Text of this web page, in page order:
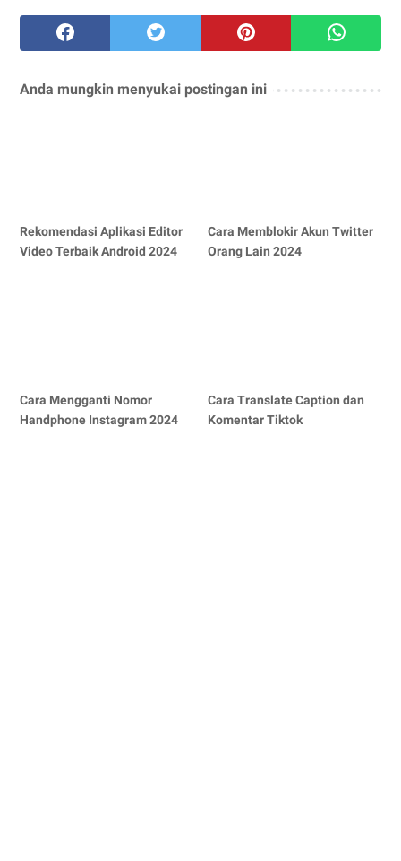
Anda mungkin menyukai postingan ini
Rekomendasi Aplikasi Editor
Video Terbaik Android 2024
Cara Memblokir Akun Twitter
Orang Lain 2024
Cara Mengganti Nomor
Handphone Instagram 2024
Cara Translate Caption dan
Komentar Tiktok